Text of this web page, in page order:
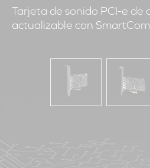
Tarjeta de sonido PCI-e de
actualizable con